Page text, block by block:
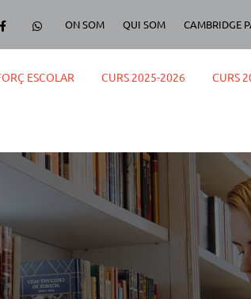
ON SOM QUI SOM CAMBRIDGE
ESCOLAR CURS 2025-2026 CURS